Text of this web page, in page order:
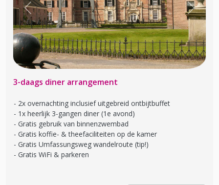
Previous Next
3-daags diner arrangement
2x overnachting inclusief uitgebreid ontbijtbuffet
1x heerlijk 3-gangen diner (1e avond)
Gratis gebruik van binnenzwembad
Gratis koffie- & theefaciliteiten op de kamer
Gratis Umfassungsweg wandelroute (tip!)
Gratis WiFi & parkeren